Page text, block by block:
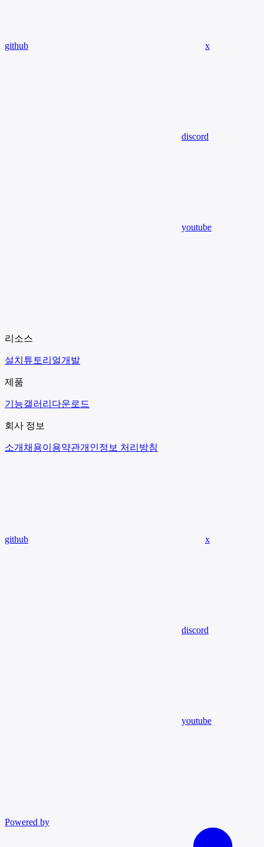
github x
discord
youtube
리소스
설치 튜토리얼개발
제품
기능갤러리 다운로드
회사 정보
소개 채용이용약관개인정보 처리방침
github x
discord
youtube
Powered by